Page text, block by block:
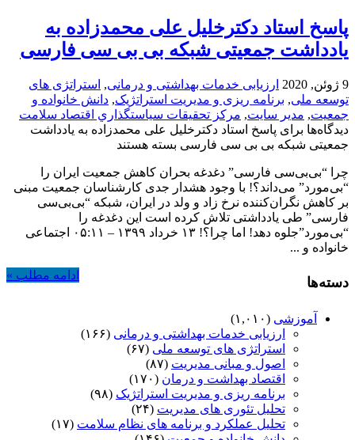
پاسخ استاد دکترخلیل علی محمدزاده به
یادداشت جمعیتی شبکه بی بی سی فارسی
9 ژوئن, 2020 ارزیابی خدمات بهداشتی و درمانی, استراتژی های
توسعه ملی, برنامه ریزی و مدیریت استراتژیک, دانش خانواده و
جمعیت, مدیر سایت, مركز تحقيقات سياستگذاري اقتصاد سلامت
دیدگاه‌ها برای پاسخ استاد دکترخلیل علی محمدزاده به یادداشت
جمعیتی شبکه بی بی سی فارسی بسته هستند
چرا “بی‌بی‌سی فارسی” دغدغه بحران کاهش جمعیت ایران را
“بی‌مورد” می‌‌داند؟! با وجود هشدار جدی کارشناسان جمعیت مبنی
بر کاهش نگران‌کننده نرخ زاد و ولد در ایران، شبکه “بی‌بی‌سی
فارسی” طی یادداشتی تلاش کرده است این دغدغه را
“بی‌مورد”جلوه دهد! اما چرا؟! ۱۳ خرداد ۱۳۹۹ – ۰۵:۱۱ اجتماعی
خانواده و ...
ادامه مطلب » دسته‌ها
آموزشی (۱,۰۱۰)
ارزیابی خدمات بهداشتی و درمانی (۱۶۶)
استراتژی های توسعه ملی (۶۷)
اصول و مبانی مدیریت (۸۷)
اقتصاد بهداشت و درمان (۱۷۰)
برنامه ریزی و مدیریت استراتژیک (۹۸)
تحلیل تئوری های مدیریت (۲۴)
تحلیل عملکرد و برنامه های نظام سلامت (۱۷)